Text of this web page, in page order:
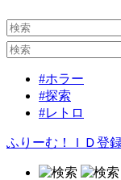
#ホラー
#探索
#レトロ
ふりーむ！ＩＤ登